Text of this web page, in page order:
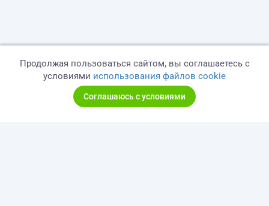
Продолжая пользоваться сайтом, вы соглашаетесь с
условиями использования файлов cookie
Соглашаюсь с условиями